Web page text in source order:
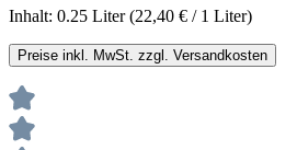
Inhalt: 0.25 Liter(22,40 € / 1 Liter)
Preise inkl. MwSt. zzgl. Versandkosten